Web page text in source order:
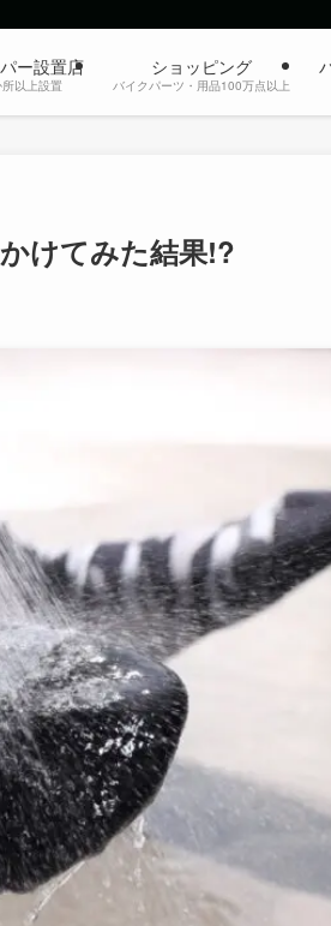
ー設置店
以上設置
ショッピング
バイクパーツ・用品100万点以上
けてみた結果!?